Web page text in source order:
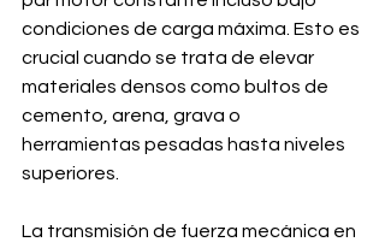
condiciones de carga máxima. Esto es
crucial cuando se trata de elevar
materiales densos como bultos de
cemento, arena, grava o
herramientas pesadas hasta niveles
superiores.
La transmisión de fuerza mecánica en